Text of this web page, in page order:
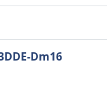
Dm16